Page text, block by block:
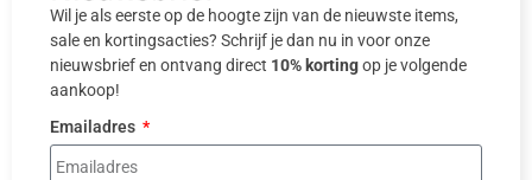
Wil je als eerste op de hoogte zijn van de nieuwste items,
sale en kortingsacties? Schrijf je dan nu in voor onze
nieuwsbrief en ontvang direct 10% kortingop je volgende
aankoop!
Emailadres